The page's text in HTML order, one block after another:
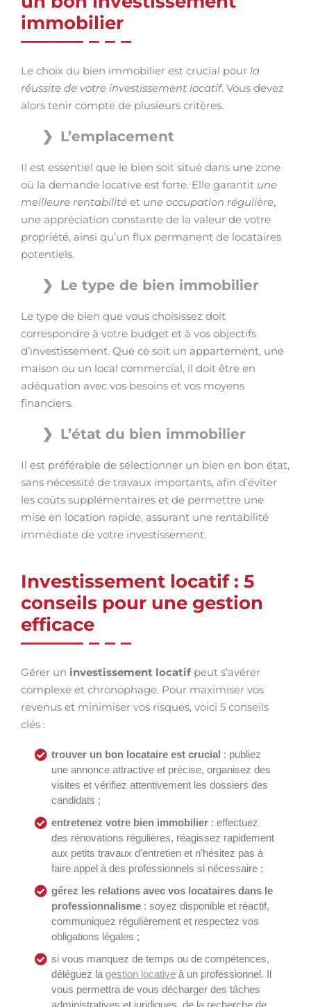
immobilier
Le choix du bien immobilier est crucial pour la
réussite de votre investissement locatif. Vous devez
alors tenir compte de plusieurs critères.
L’emplacement
Il est essentiel que le bien soit situé dans une zone
où la demande locative est forte. Elle garantit une
meilleure rentabilité et une occupation régulière,
une appréciation constante de la valeur de votre
propriété, ainsi qu’un flux permanent de locataires
potentiels.
Le type de bien immobilier
Le type de bien que vous choisissez doit
correspondre à votre budget et à vos objectifs
d’investissement. Que ce soit un appartement, une
maison ou un local commercial, il doit être en
adéquation avec vos besoins et vos moyens
financiers.
L’état du bien immobilier
Il est préférable de sélectionner un bien en bon état,
sans nécessité de travaux importants, afin d’éviter
les coûts supplémentaires et de permettre une
mise en location rapide, assurant une rentabilité
immédiate de votre investissement.
Investissement locatif : 5
conseils pour une gestion
efficace
Gérer un investissement locatif peut s’avérer
complexe et chronophage. Pour maximiser vos
revenus et minimiser vos risques, voici 5 conseils
clés :
trouver un bon locataire est crucial : publiez
une annonce attractive et précise, organisez des
visites et vérifiez attentivement les dossiers des
candidats ;
entretenez votre bien immobilier : effectuez
des rénovations régulières, réagissez rapidement
aux petits travaux d’entretien et n’hésitez pas à
faire appel à des professionnels si nécessaire ;
gérez les relations avec vos locataires dans le
professionnalisme : soyez disponible et réactif,
communiquez régulièrement et respectez vos
obligations légales ;
si vous manquez de temps ou de compétences,
déléguez la gestion locative à un professionnel. Il
vous permettra de vous décharger des tâches
administratives et juridiques, de la recherche de